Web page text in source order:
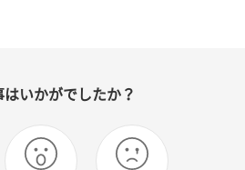
はいかがでしたか？